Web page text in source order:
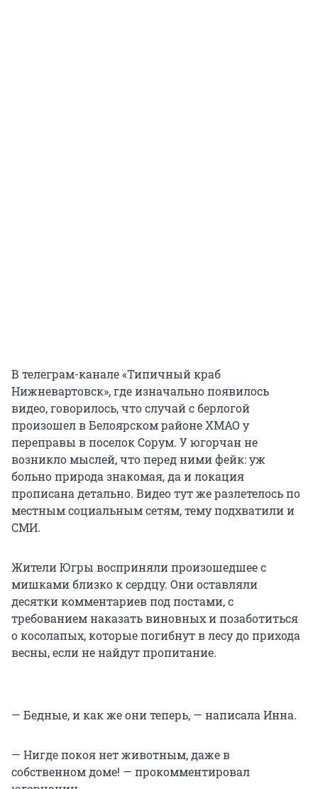
В телеграм-канале «Типичный краб
Нижневартовск», где изначально появилось
видео, говорилось, что случай с берлогой
произошел в Белоярском районе ХМАО у
переправы в поселок Сорум. У югорчан не
возникло мыслей, что перед ними фейк: уж
больно природа знакомая, да и локация
прописана детально. Видео тут же разлетелось по
местным социальным сетям, тему подхватили и
СМИ.
Жители Югры восприняли произошедшее с
мишками близко к сердцу. Они оставляли
десятки комментариев под постами, с
требованием наказать виновных и позаботиться
о косолапых, которые погибнут в лесу до прихода
весны, если не найдут пропитание.
— Бедные, и как же они теперь, — написала Инна.
— Нигде покоя нет животным, даже в
собственном доме! — прокомментировал